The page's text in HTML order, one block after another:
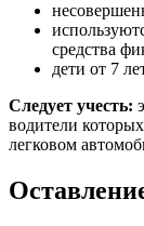
средства
дети от 7
Следует учесть:
водители
легковом